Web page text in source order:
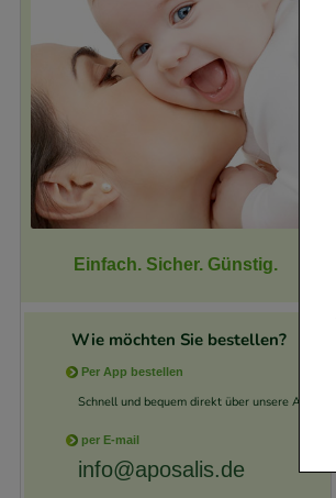
Einfach. Sicher. Günstig.
Wie möchten Sie bestellen?
Per App bestellen
Schnell und bequem direkt über unsere App.
per E-mail
info@aposalis.de